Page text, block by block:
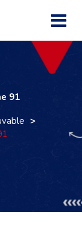
91